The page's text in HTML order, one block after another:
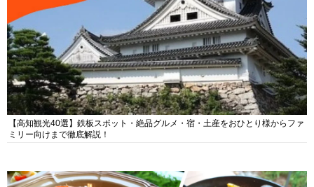
【高知観光40選】鉄板スポット・絶品グルメ・宿・土産をおひとり様からファ
ミリー向けまで徹底解説！